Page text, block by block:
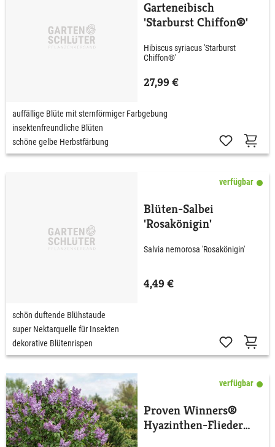
Garteneibisch
'Starburst Chiffon®'
Hibiscus syriacus 'Starburst
Chiffon®'
27,99 €
auffällige Blüte mit sternförmiger Farbgebung
insektenfreundliche Blüten
schöne gelbe Herbstfärbung
verfügbar
Blüten-Salbei
'Rosakönigin'
Salvia nemorosa 'Rosakönigin'
4,49 €
schön duftende Blühstaude
super Nektarquelle für Insekten
dekorative Blütenrispen
verfügbar
Proven Winners®
Hyazinthen-Flieder